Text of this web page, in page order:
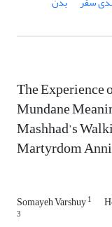
The Experience
Mundane
Mashhad’s
Martyrdom
Somayeh Varshuy1
3